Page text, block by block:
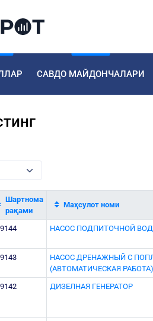
САВДО МАЙДОНЧАЛАРИ
Шартнома
рақами
Маҳсулот номи
НАСОС ПОДПИТОЧНОЙ
НАСОС ДРЕНАЖНЫЙ С
(АВТОМАТИЧЕСКАЯ
ДИЗЕЛНАЯ ГЕНЕРАТОР